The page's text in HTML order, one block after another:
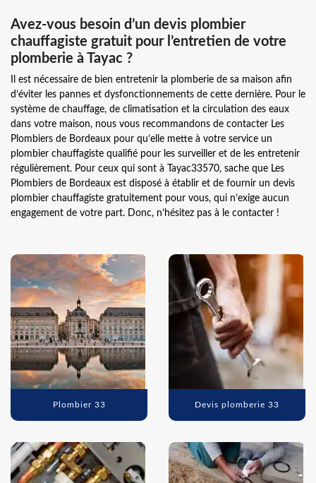
Avez-vous besoin d’un devis plombier
chauffagiste gratuit pour l’entretien de votre
plomberie à Tayac ?
Il est nécessaire de bien entretenir la plomberie de sa maison afin
d’éviter les pannes et dysfonctionnements de cette dernière. Pour le
système de chauffage, de climatisation et la circulation des eaux
dans votre maison, nous vous recommandons de contacter Les
Plombiers de Bordeaux pour qu’elle mette à votre service un
plombier chauffagiste qualifié pour les surveiller et de les entretenir
régulièrement. Pour ceux qui sont à Tayac33570, sache que Les
Plombiers de Bordeaux est disposé à établir et de fournir un devis
plombier chauffagiste gratuitement pour vous, qui n’exige aucun
engagement de votre part. Donc, n’hésitez pas à le contacter !
Plombier 33 Devis plomberie 33